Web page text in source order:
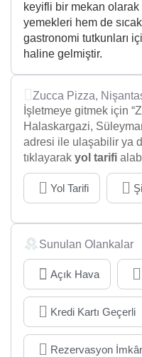
keyifli bir mekan olarak
yemekleri hem de
gastronomi tutkunları
haline gelmiştir.
Zucca Pizza,
İşletmeye gitmek için
Halaskargazi,
adresi ile ulaşabilir ya
tıklayarak yol tarifi
Yol Tarifi
Sunulan Olankalar
Açık Hava
Kredi Kartı Geçerli
Rezervasyon